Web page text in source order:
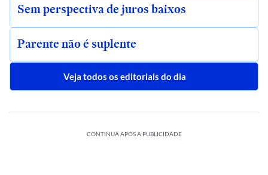
Sem perspectiva de juros baixos
Parente não é suplente
Veja todos os editoriais do dia
CONTINUA APÓS A PUBLICIDADE